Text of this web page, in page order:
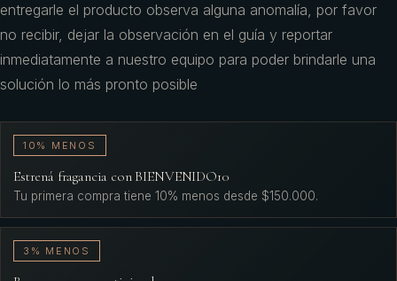
entregarle el producto observa alguna anomalía, por favor
no recibir, dejar la observación en el guía y reportar
inmediatamente a nuestro equipo para poder brindarle una
solución lo más pronto posible
10% MENOS
Estrená fragancia con BIENVENIDO10
Tu primera compra tiene 10% menos desde $150.000.
3% MENOS